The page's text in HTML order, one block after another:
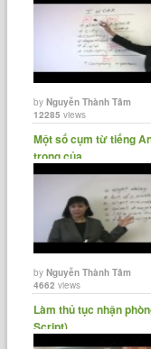
byNguyễn Thành Tâm
12285 views
Một số cụm từ tiếng
trọng của......
byNguyễn Thành Tâm
4662 views
Làm thủ tục nhận
Script)